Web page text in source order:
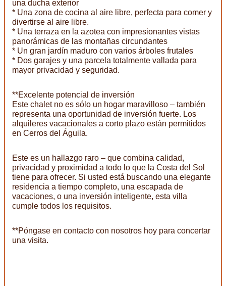
una ducha exterior
* Una zona de cocina al aire libre, perfecta para comer y
divertirse al aire libre.
* Una terraza en la azotea con impresionantes vistas
panorámicas de las montañas circundantes
* Un gran jardín maduro con varios árboles frutales
* Dos garajes y una parcela totalmente vallada para
mayor privacidad y seguridad.
**Excelente potencial de inversión
Este chalet no es sólo un hogar maravilloso – también
representa una oportunidad de inversión fuerte. Los
alquileres vacacionales a corto plazo están permitidos
en Cerros del Águila.
Este es un hallazgo raro – que combina calidad,
privacidad y proximidad a todo lo que la Costa del Sol
tiene para ofrecer. Si usted está buscando una elegante
residencia a tiempo completo, una escapada de
vacaciones, o una inversión inteligente, esta villa
cumple todos los requisitos.
**Póngase en contacto con nosotros hoy para concertar
una visita.